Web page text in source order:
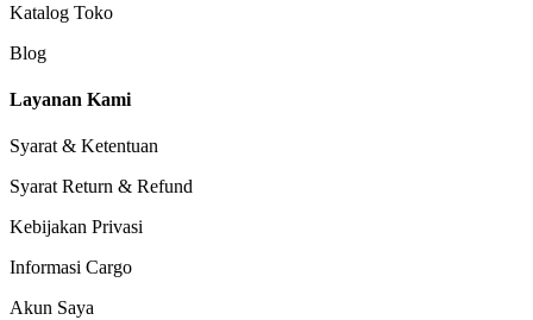
Katalog Toko
Blog
Layanan Kami
Syarat & Ketentuan
Syarat Return & Refund
Kebijakan Privasi
Informasi Cargo
Akun Saya